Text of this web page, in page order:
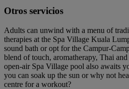
Otros servicios
Adults can unwind with a menu of
therapies at the Spa Village Kuala
sound bath or opt for the Campur-
blend of touch, aromatherapy, Thai
open-air Spa Village pool also awaits
you can soak up the sun or why not
centre for a workout?